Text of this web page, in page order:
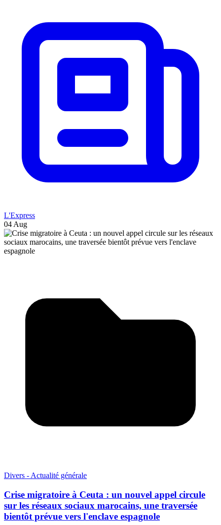
L'Express
04 Aug
Divers - Actualité générale
Crise migratoire à Ceuta : un nouvel appel circule
sur les réseaux sociaux marocains, une traversée
bientôt prévue vers l'enclave espagnole